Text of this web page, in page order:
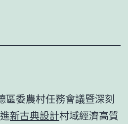
區委農村任務會議暨深刻
新古典設計村域經濟高質